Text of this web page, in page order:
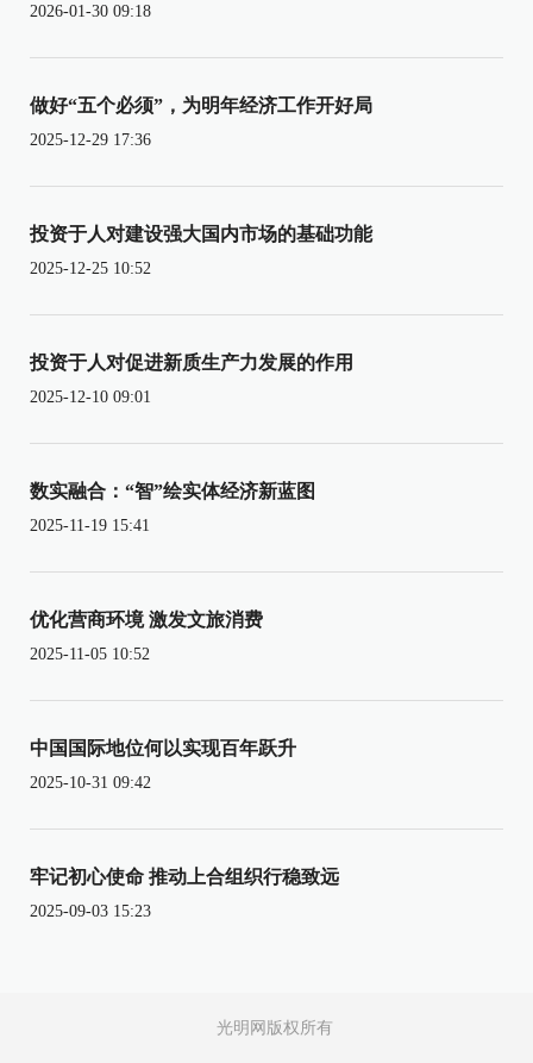
2026-01-30 09:18
做好“五个必须”，为明年经济工作开好局
2025-12-29 17:36
投资于人对建设强大国内市场的基础功能
2025-12-25 10:52
投资于人对促进新质生产力发展的作用
2025-12-10 09:01
数实融合：“智”绘实体经济新蓝图
2025-11-19 15:41
优化营商环境 激发文旅消费
2025-11-05 10:52
中国国际地位何以实现百年跃升
2025-10-31 09:42
牢记初心使命 推动上合组织行稳致远
2025-09-03 15:23
光明网版权所有